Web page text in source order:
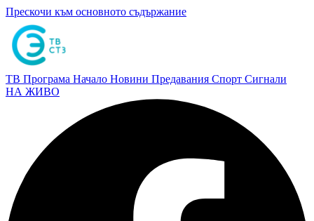
Прескочи към основното съдържание
ТВ Програма Начало Новини Предавания Спорт Сигнали
НА ЖИВО